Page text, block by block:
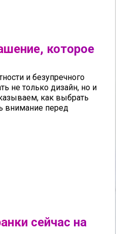
которое
и безупречного
не только дизайн, но и
как выбрать
внимание перед
сейчас на